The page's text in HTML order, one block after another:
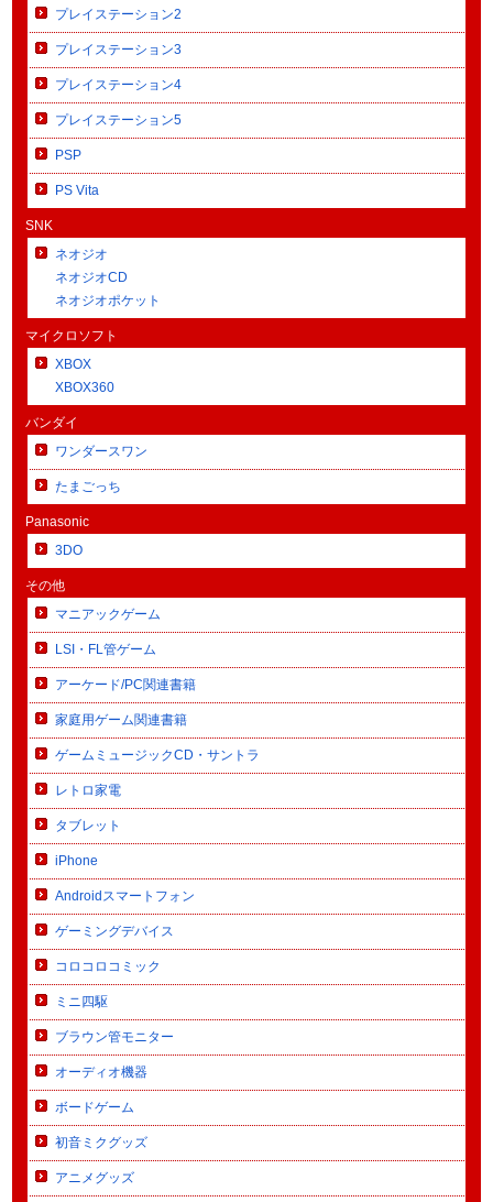
プレイステーション2
プレイステーション3
プレイステーション4
プレイステーション5
PSP
PS Vita
SNK
ネオジオ
ネオジオCD
ネオジオポケット
マイクロソフト
XBOX
XBOX360
バンダイ
ワンダースワン
たまごっち
Panasonic
3DO
その他
マニアックゲーム
LSI・FL管ゲーム
アーケード/PC関連書籍
家庭用ゲーム関連書籍
ゲームミュージックCD・サントラ
レトロ家電
タブレット
iPhone
Androidスマートフォン
ゲーミングデバイス
コロコロコミック
ミニ四駆
ブラウン管モニター
オーディオ機器
ボードゲーム
初音ミクグッズ
アニメグッズ